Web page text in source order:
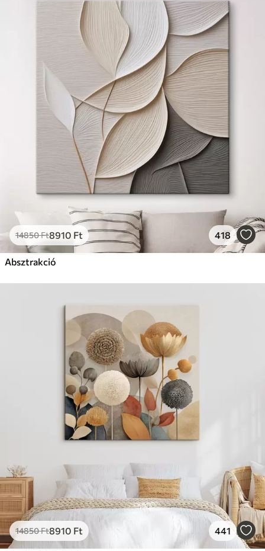
Környezetbarát anyag
14850Ft8910 Ft 418
Absztrakció
14850Ft8910 Ft 441